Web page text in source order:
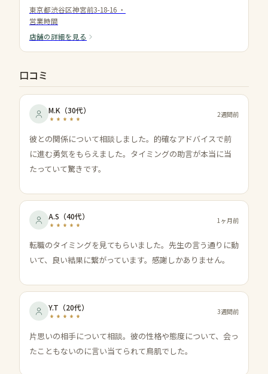
東京都渋谷区神宮前3-18-16 ・
営業時間
店舗の詳細を見る
口コミ
M.K （30代） 2週間前
彼との関係について相談しました。的確なアドバイスで前
に進む勇気をもらえました。タイミングの助言が本当に当
たっていて驚きです。
A.S （40代） 1ヶ月前
転職のタイミングを見てもらいました。先生の言う通りに動
いて、良い結果に繋がっています。感謝しかありません。
Y.T （20代） 3週間前
片思いの相手について相談。彼の性格や態度について、会っ
たこともないのに言い当てられて鳥肌でした。